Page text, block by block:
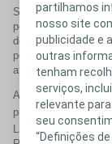
partilhamos
nosso site
publicidade e
outras
tenham
serviços,
relevante
seu
“Definições
Se precisar de
pélvicos, o
de um enxerto, para
podem ser
afetados e aliviar
A Coloplast oferece
prolapso: os
Lata; e as redes